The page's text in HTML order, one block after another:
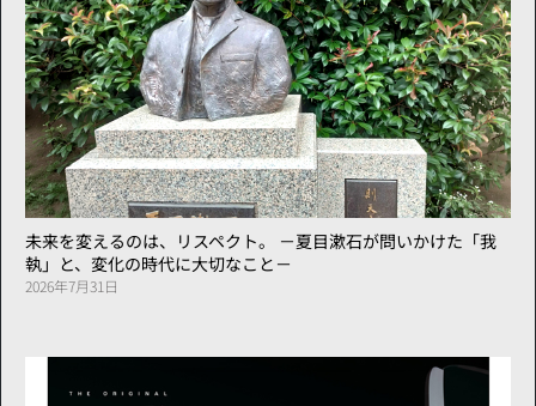
未来を変えるのは、リスペクト。 －夏目漱石が問いかけた「我
執」と、変化の時代に大切なこと－
2026年7月31日